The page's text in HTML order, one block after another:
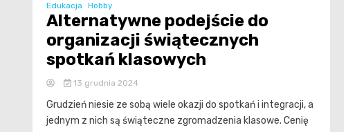
Edukacja Hobby
Alternatywne podejście do
organizacji świątecznych
spotkań klasowych
13 grudnia 2024
Grudzień niesie ze sobą wiele okazji do spotkań i integracji, a
jednym z nich są świąteczne zgromadzenia klasowe. Cenię